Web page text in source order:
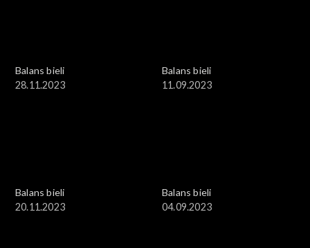
Balans bieli
28.11.2023
Balans bieli
11.09.2023
Balans bieli
20.11.2023
Balans bieli
04.09.2023